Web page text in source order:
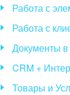
Работа с
Работа с
Документы
CRM +
Товары и